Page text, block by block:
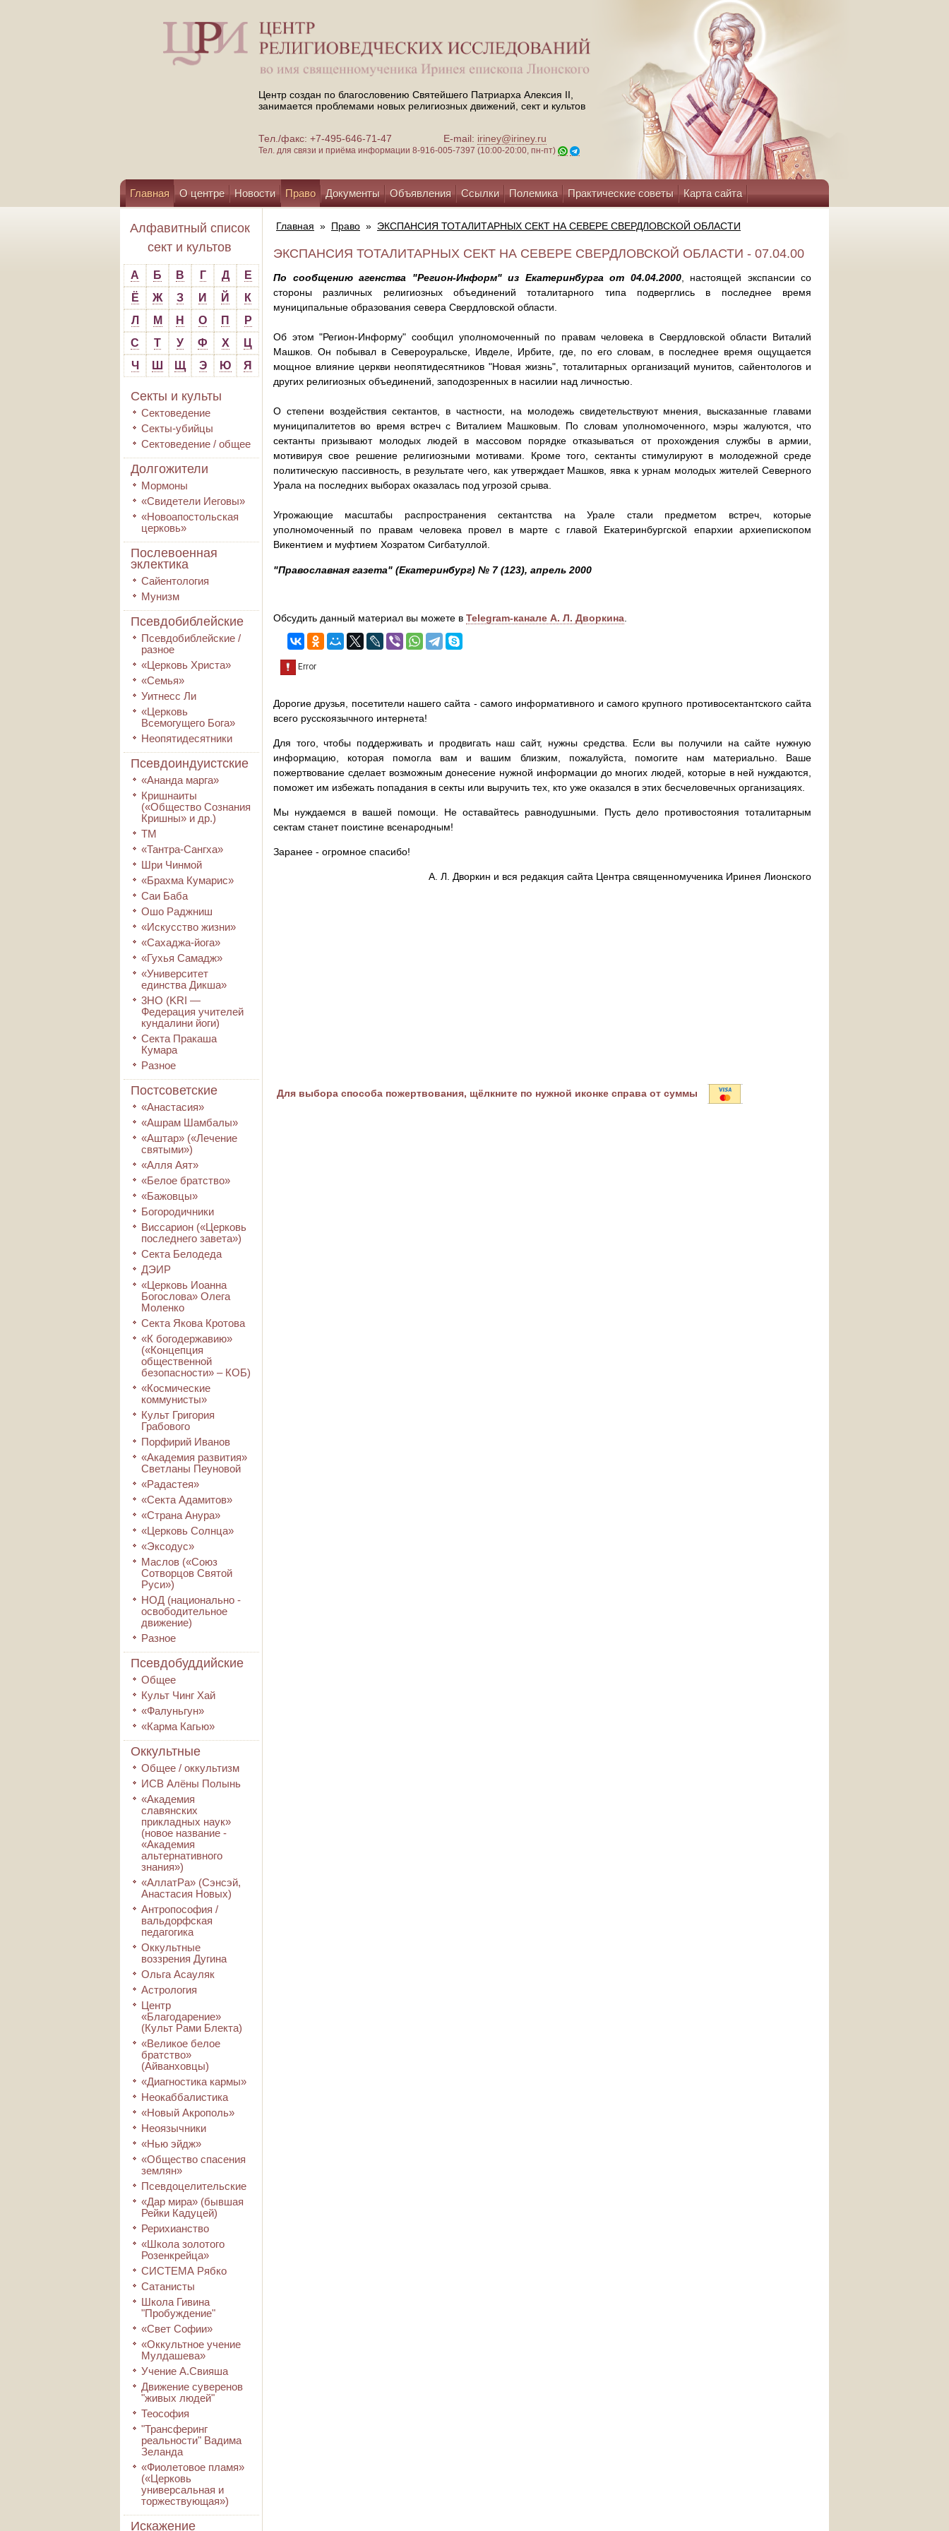
Центр создан по благословению Святейшего Патриарха Алексия II,
занимается проблемами новых религиозных движений, сект и культов
Тел./факс: +7-495-646-71-47 E-mail: iriney@iriney.ru
Тел. для связи и приёма информации 8-916-005-7397 (10:00-20:00, пн-пт)
Главная О центре Новости Право Документы Объявления Ссылки Полемика Практические советы Карта сайта
Помощь центру
Алфавитный список
сект и культов
А Б В Г Д
Е
Ё
Ж З И Й
К
Л
М Н О П
Р
С
Т У Ф Х
Ц
Ч
Ш Щ Э Ю Я
Секты и культы
Сектоведение
Секты-убийцы
Сектоведение / общее
Долгожители
Мормоны
«Свидетели Иеговы»
«Новоапостольская
церковь»
Послевоенная
эклектика
Сайентология
Мунизм
Псевдобиблейские
Псевдобиблейские /
разное
«Церковь Христа»
«Семья»
Уитнесс Ли
«Церковь
Всемогущего Бога»
Неопятидесятники
Псевдоиндуистские
«Ананда марга»
Кришнаиты
(«Общество Сознания
Кришны» и др.)
ТМ
«Тантра-Сангха»
Шри Чинмой
«Брахма Кумарис»
Саи Баба
Ошо Раджниш
«Искусство жизни»
«Сахаджа-йога»
«Гухья Самадж»
«Университет
единства Дикша»
3HO (KRI ―
Федерация учителей
кундалини йоги)
Секта Пракаша
Кумара
Разное
Постсоветские
«Анастасия»
«Ашрам Шамбалы»
«Аштар» («Лечение
святыми»)
«Алля Аят»
«Белое братство»
«Бажовцы»
Богородичники
Виссарион («Церковь
последнего завета»)
Секта Белодеда
ДЭИР
«Церковь Иоанна
Богослова» Олега
Моленко
Секта Якова Кротова
«К богодержавию»
(«Концепция
общественной
безопасности» – КОБ)
«Космические
коммунисты»
Культ Григория
Грабового
Порфирий Иванов
«Академия развития»
Светланы Пеуновой
«Радастея»
«Секта Адамитов»
«Страна Анура»
«Церковь Солнца»
«Эксодус»
Маслов («Союз
Сотворцов Святой
Руси»)
НОД (национально -
освободительное
движение)
Разное
Псевдобуддийские
Общее
Культ Чинг Хай
«Фалуньгун»
«Карма Кагью»
Оккультные
Общее / оккультизм
ИСВ Алёны Полынь
«Академия
славянских
прикладных наук»
(новое название -
«Академия
альтернативного
знания»)
«АллатРа» (Сэнсэй,
Анастасия Новых)
Антропософия /
вальдорфская
педагогика
Оккультные
воззрения Дугина
Ольга Асауляк
Астрология
Центр
«Благодарение»
(Культ Рами Блекта)
«Великое белое
братство»
(Айванховцы)
«Диагностика кармы»
Неокаббалистика
«Новый Акрополь»
Неоязычники
«Нью эйдж»
«Общество спасения
землян»
Псевдоцелительские
«Дар мира» (бывшая
Рейки Кадуцей)
Рерихианство
«Школа золотого
Розенкрейца»
СИСТЕМА Рябко
Сатанисты
Школа Гивина
"Пробуждение"
«Свет Софии»
«Оккультное учение
Мулдашева»
Учение А.Свияша
Движение суверенов
"живых людей"
Теософия
"Трансферинг
реальности" Вадима
Зеланда
«Фиолетовое пламя»
(«Церковь
универсальная и
торжествующая»)
Искажение
Главная » Право » ЭКСПАНСИЯ ТОТАЛИТАРНЫХ СЕКТ НА СЕВЕРЕ СВЕРДЛОВСКОЙ ОБЛАСТИ
ЭКСПАНСИЯ ТОТАЛИТАРНЫХ СЕКТ НА СЕВЕРЕ СВЕРДЛОВСКОЙ ОБЛАСТИ - 07.04.00
По сообщению агенства "Регион-Информ" из Екатеринбурга от 04.04.2000, настоящей экспансии со
стороны различных религиозных объединений тоталитарного типа подверглись в последнее время
муниципальные образования севера Свердловской области.
Об этом "Регион-Информу" сообщил уполномоченный по правам человека в Свердловской области Виталий
Машков. Он побывал в Североуральске, Ивделе, Ирбите, где, по его словам, в последнее время ощущается
мощное влияние церкви неопятидесятников "Новая жизнь", тоталитарных организаций мунитов, сайентологов и
других религиозных объединений, заподозренных в насилии над личностью.
О степени воздействия сектантов, в частности, на молодежь свидетельствуют мнения, высказанные главами
муниципалитетов во время встреч с Виталием Машковым. По словам уполномоченного, мэры жалуются, что
сектанты призывают молодых людей в массовом порядке отказываться от прохождения службы в армии,
мотивируя свое решение религиозными мотивами. Кроме того, сектанты стимулируют в молодежной среде
политическую пассивность, в результате чего, как утверждает Машков, явка к урнам молодых жителей Северного
Урала на последних выборах оказалась под угрозой срыва.
Угрожающие масштабы распространения сектантства на Урале стали предметом встреч, которые
уполномоченный по правам человека провел в марте с главой Екатеринбургской епархии архиепископом
Викентием и муфтием Хозратом Сигбатуллой.
"Православная газета" (Екатеринбург) № 7 (123), апрель 2000
Обсудить данный материал вы можете в Telegram-канале А. Л. Дворкина
Дорогие друзья, посетители нашего сайта - самого информативного и самого крупного противосектантского сайта
всего русскоязычного интернета!
Для того, чтобы поддерживать и продвигать наш сайт, нужны средства. Если вы получили на сайте нужную
информацию, которая помогла вам и вашим близким, пожалуйста, помогите нам материально. Ваше
пожертвование сделает возможным донесение нужной информации до многих людей, которые в ней нуждаются,
поможет им избежать попадания в секты или выручить тех, кто уже оказался в этих бесчеловечных организациях.
Мы нуждаемся в вашей помощи. Не оставайтесь равнодушными. Пусть дело противостояния тоталитарным
сектам станет поистине всенародным!
Заранее - огромное спасибо!
А. Л. Дворкин и вся редакция сайта Центра священномученика Иринея Лионского
Для выбора способа пожертвования, щёлкните по нужной иконке справа от суммы